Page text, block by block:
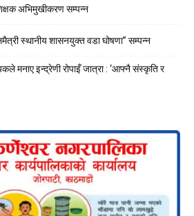
अभिमुखीकरण सम्पन्न
स्थानीय शासनयुक्त वडा घोषणा” सम्पन्न
मनाए इन्द्रेणी रोपाइँ जात्रा : ‘आफ्नै संस्कृति र